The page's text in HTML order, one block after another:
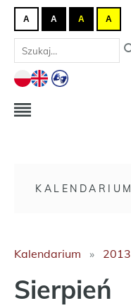
A A A A
KALENDARIUM
Kalendarium 2013
Sierpień